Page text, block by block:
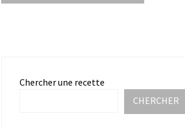
Chercher une recette
CHERCHER